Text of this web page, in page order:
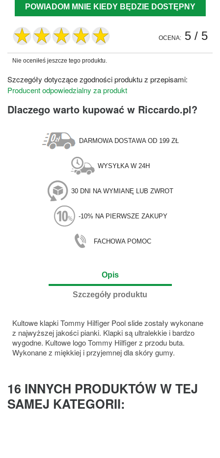
POWIADOM MNIE KIEDY BĘDZIE DOSTĘPNY
OCENA: 5 / 5
Nie oceniłeś jeszcze tego produktu.
Szczegóły dotyczące zgodności produktu z przepisami:
Producent odpowiedzialny za produkt
Dlaczego warto kupować w Riccardo.pl?
DARMOWA DOSTAWA OD 199 ZŁ
WYSYŁKA W 24H
30 DNI NA WYMIANĘ LUB ZWROT
-10% NA PIERWSZE ZAKUPY
FACHOWA POMOC
Opis
Szczegóły produktu
Kultowe klapki Tommy Hilfiger Pool slide zostały wykonane
z najwyższej jakości pianki. Klapki są ultralekkie i bardzo
wygodne. Kultowe logo Tommy Hilfiger z przodu buta.
Wykonane z miękkiej i przyjemnej dla skóry gumy.
16 INNYCH PRODUKTÓW W TEJ
SAMEJ KATEGORII: